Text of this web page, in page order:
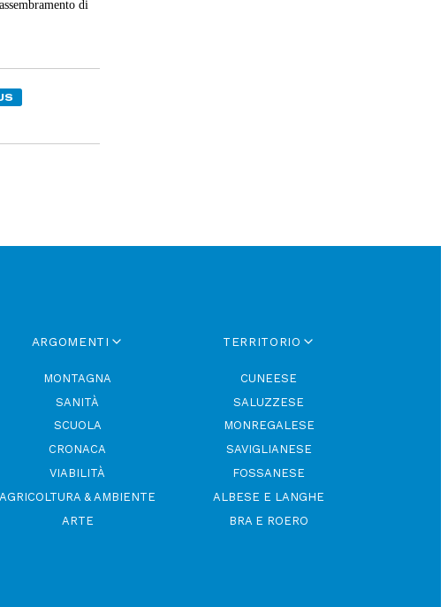
di
ARGOMENTI
MONTAGNA
SANITÀ
SCUOLA
CRONACA
VIABILITÀ
AGRICOLTURA & AMBIENTE
ARTE
TERRITORIO
CUNEESE
SALUZZESE
MONREGALESE
SAVIGLIANESE
FOSSANESE
ALBESE E LANGHE
BRA E ROERO